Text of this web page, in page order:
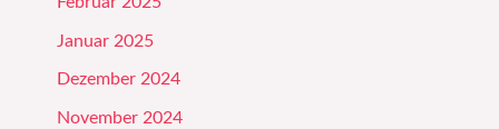
Januar 2025
Dezember 2024
November 2024